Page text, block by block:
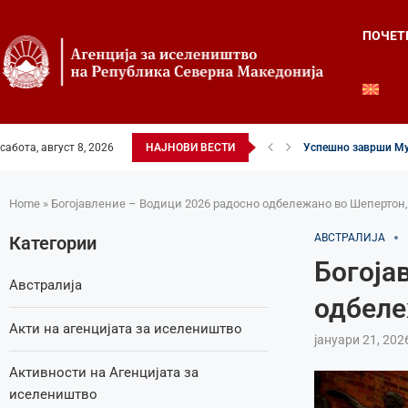
сабота, август 8, 2026 НАЈНОВИ ВЕСТИ Успешно заврши
Home » Богојавление – Водици 2026 радосно одбележано во Шепертон,
АВСТРАЛИЈА
јануари 21,
Категории
Австралија
Акти на агенцијата за иселеништво
Активности на Агенцијата за
иселеништво